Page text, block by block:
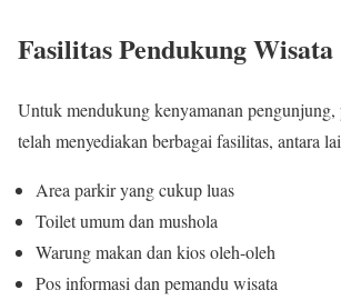
Fasilitas Pendukung Wisata
Untuk mendukung kenyamanan pengunjung,
telah menyediakan berbagai fasilitas, antara
Area parkir yang cukup luas
Toilet umum dan mushola
Warung makan dan kios oleh-oleh
Pos informasi dan pemandu wisata